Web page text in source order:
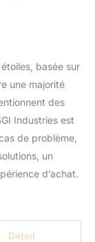
basée sur
une majorité
des
Industries est
de problème,
un
d’achat.
Détail